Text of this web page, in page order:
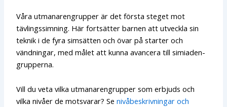
Våra utmanarengrupper är det första steget mot
tävlingssimning. Här fortsätter barnen att utveckla sin
teknik i de fyra simsätten och övar på starter och
vändningar, med målet att kunna avancera till simiaden-
grupperna.
Vill du veta vilka utmanarengrupper som erbjuds och
vilka nivåer de motsvarar? Senivåbeskrivningar och